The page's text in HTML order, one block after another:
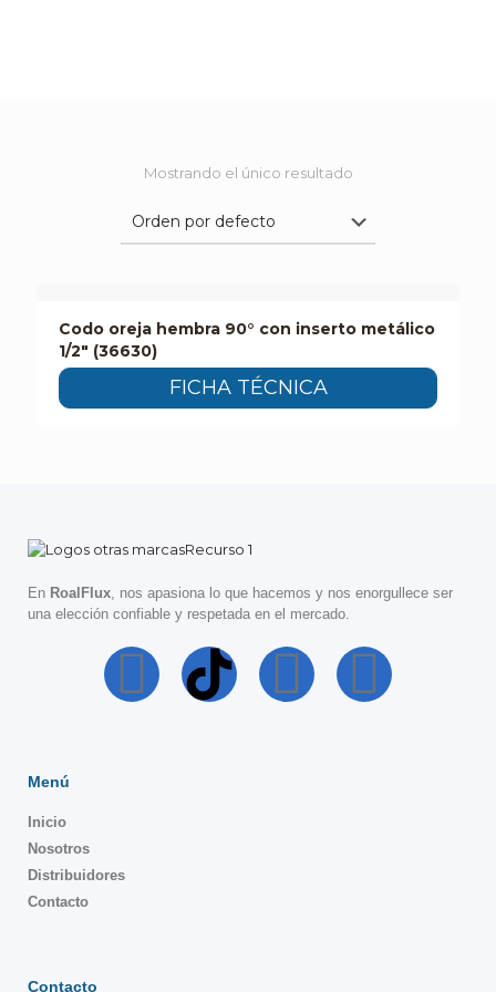
Mostrando el único resultado
Codo oreja hembra 90° con inserto metálico
1/2″ (36630)
FICHA TÉCNICA
En RoalFlux, nos apasiona lo que hacemos y nos enorgullece ser
una elección confiable y respetada en el mercado.
Menú
Inicio
Nosotros
Distribuidores
Contacto
Contacto